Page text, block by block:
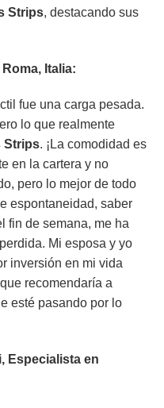
Strips, destacando sus
Italia:
fue una carga pesada.
lo que realmente
Strips. ¡La comodidad es
en la cartera y no
pero lo mejor de todo
espontaneidad, saber
fin de semana, me ha
Mi esposa y yo
inversión en mi vida
recomendaría a
esté pasando por lo
Especialista en